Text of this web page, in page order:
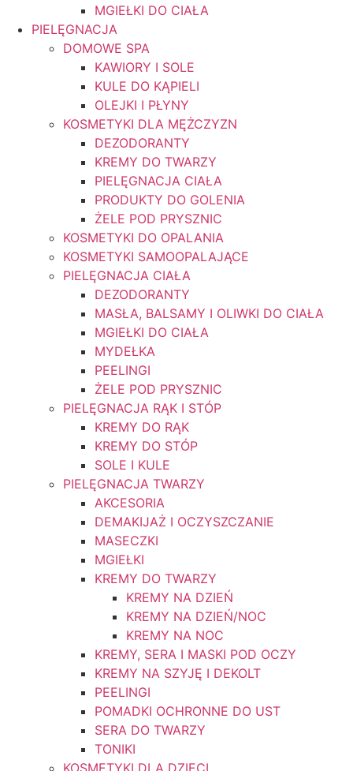
MGIEŁKI DO CIAŁA
PIELĘGNACJA
DOMOWE SPA
KAWIORY I SOLE
KULE DO KĄPIELI
OLEJKI I PŁYNY
KOSMETYKI DLA MĘŻCZYZN
DEZODORANTY
KREMY DO TWARZY
PIELĘGNACJA CIAŁA
PRODUKTY DO GOLENIA
ŻELE POD PRYSZNIC
KOSMETYKI DO OPALANIA
KOSMETYKI SAMOOPALAJĄCE
PIELĘGNACJA CIAŁA
DEZODORANTY
MASŁA, BALSAMY I OLIWKI DO CIAŁA
MGIEŁKI DO CIAŁA
MYDEŁKA
PEELINGI
ŻELE POD PRYSZNIC
PIELĘGNACJA RĄK I STÓP
KREMY DO RĄK
KREMY DO STÓP
SOLE I KULE
PIELĘGNACJA TWARZY
AKCESORIA
DEMAKIJAŻ I OCZYSZCZANIE
MASECZKI
MGIEŁKI
KREMY DO TWARZY
KREMY NA DZIEŃ
KREMY NA DZIEŃ/NOC
KREMY NA NOC
KREMY, SERA I MASKI POD OCZY
KREMY NA SZYJĘ I DEKOLT
PEELINGI
POMADKI OCHRONNE DO UST
SERA DO TWARZY
TONIKI
KOSMETYKI DLA DZIECI